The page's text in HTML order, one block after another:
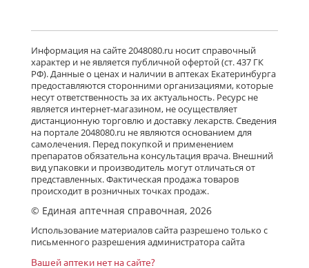
Информация на сайте 2048080.ru носит справочный
характер и не является публичной офертой (ст. 437 ГК
РФ). Данные о ценах и наличии в аптеках Екатеринбурга
предоставляются сторонними организациями, которые
несут ответственность за их актуальность. Ресурс не
является интернет-магазином, не осуществляет
дистанционную торговлю и доставку лекарств. Сведения
на портале 2048080.ru не являются основанием для
самолечения. Перед покупкой и применением
препаратов обязательна консультация врача. Внешний
вид упаковки и производитель могут отличаться от
представленных. Фактическая продажа товаров
происходит в розничных точках продаж.
© Единая аптечная справочная, 2026
Использование материалов сайта разрешено только с
письменного разрешения администратора сайта
Вашей аптеки нет на сайте?